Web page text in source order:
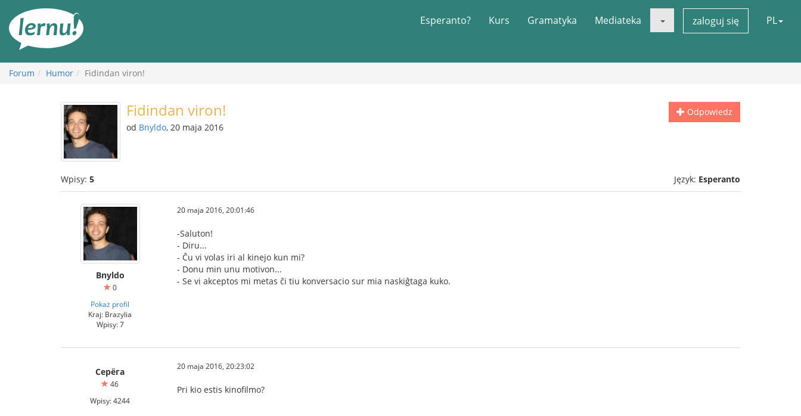
Esperanto? Kurs Gramatyka Mediateka zaloguj się PL
Forum Humor Fidindan viron!
Odpowiedz
Fidindan viron!
od Bnyldo, 20 maja 2016
Wpisy: 5 Język: Esperanto
Bnyldo
0
Pokaż profil
Kraj: Brazylia
Wpisy: 7
20 maja 2016, 20:01:46
-Saluton!
- Diru...
- Ĉu vi volas iri al kinejo kun mi?
- Donu min unu motivon...
- Se vi akceptos mi metas ĉi tiu konversacio sur mia naskiĝtaga kuko.
Серёга
46
Wpisy: 4244
20 maja 2016, 20:23:02
Pri kio estis kinofilmo?